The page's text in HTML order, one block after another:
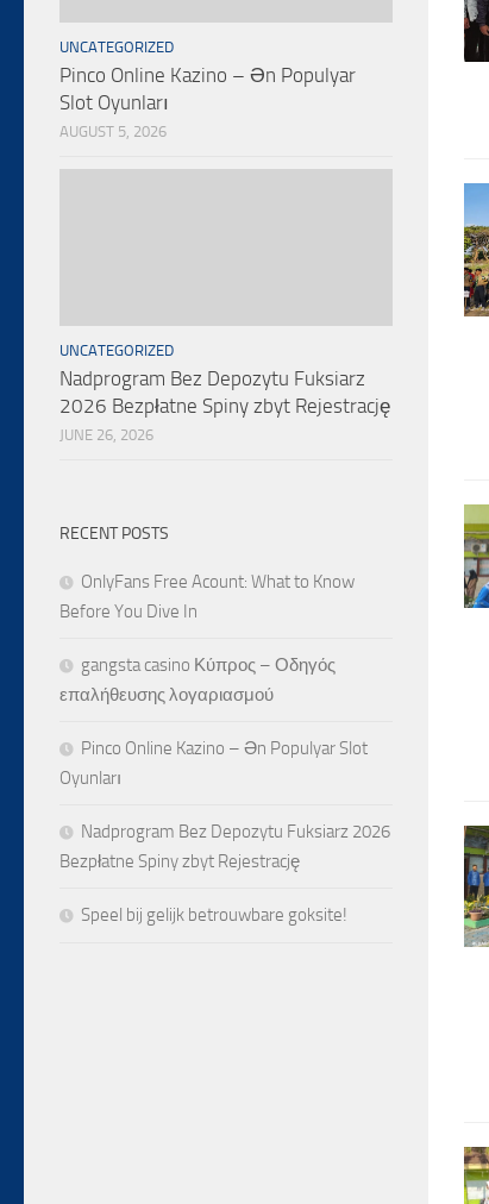
UNCATEGORIZED
Pinco Online Kazino – Ən Populyar
Slot Oyunları
AUGUST 5, 2026
UNCATEGORIZED
Nadprogram Bez Depozytu Fuksiarz
2026 Bezpłatne Spiny zbyt Rejestrację
JUNE 26, 2026
RECENT POSTS
OnlyFans Free Acount: What to Know
Before You Dive In
gangsta casino Κύπρος – Οδηγός
επαλήθευσης λογαριασμού
Pinco Online Kazino – Ən Populyar Slot
Oyunları
Nadprogram Bez Depozytu Fuksiarz 2026
Bezpłatne Spiny zbyt Rejestrację
Speel bij gelijk betrouwbare goksite!